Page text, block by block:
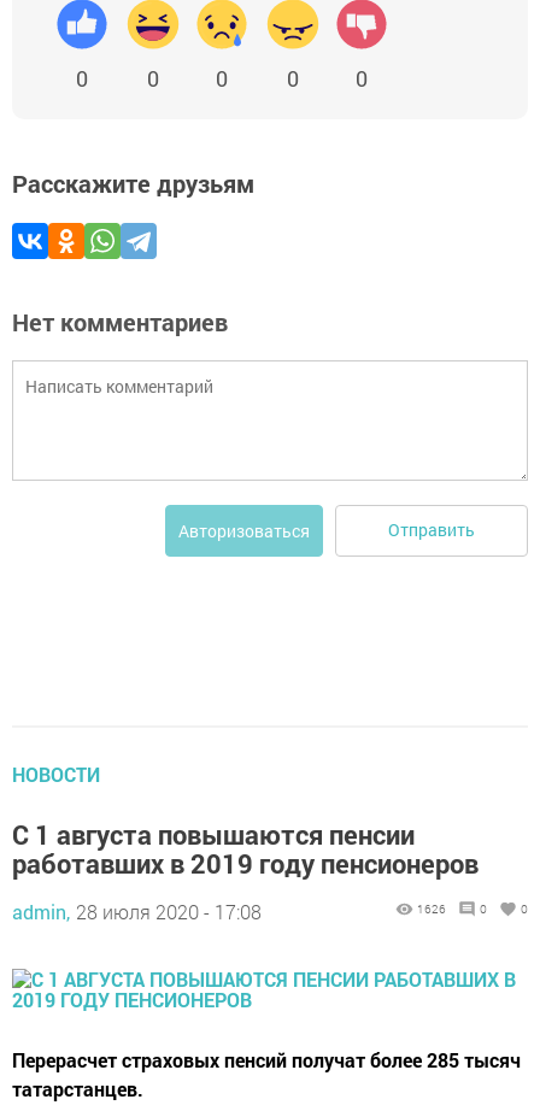
0 0 0 0 0
Расскажите друзьям
Нет комментариев
Авторизоваться Отправить
НОВОСТИ
С 1 августа повышаются пенсии
работавших в 2019 году пенсионеров
admin, 28 июля 2020 - 17:08 1626 0 0
Перерасчет страховых пенсий получат более 285 тысяч
татарстанцев.